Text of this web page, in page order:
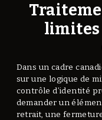
limites
Dans un cadre
sur une logique de
contrôle d’identité
demander un
retrait, une